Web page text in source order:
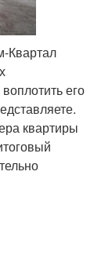
Квартал
его
квартиры